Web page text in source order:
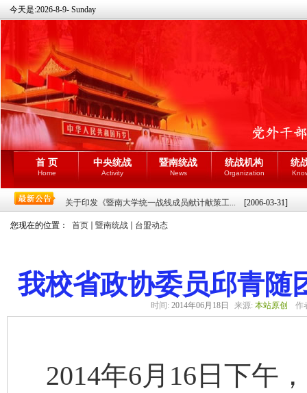
今天是:2026-8-9- Sunday
首 页
Home
中央统战
Activity
暨南统战
News
统战机构
Organization
统
关于印发《暨南大学统一战线成员献计献策工... [2006-03-31]
您现在的位置： 首页 暨南统战 台盟动态
我校省政协委员邱青随
时间: 2014年06月18日 来源: 本站原创 作
2014年6月16日下午